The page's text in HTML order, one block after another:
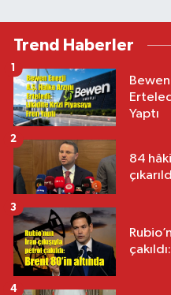
Trend Haberler
Bewen
Yaptı
1
84
2
3
4